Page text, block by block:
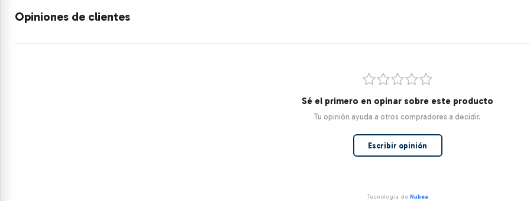
Opiniones de clientes
Sé el primero en opinar sobre este producto
Tu opinión ayuda a otros compradores a decidir.
Escribir opinión
Tecnología de Nubea